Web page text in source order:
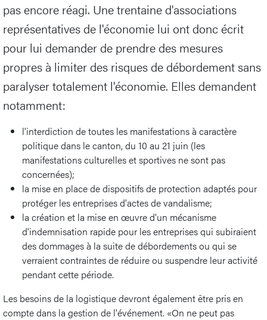
pas encore réagi. Une trentaine d'associations
représentatives de l'économie lui ont donc écrit
pour lui demander de prendre des mesures
propres à limiter des risques de débordement sans
paralyser totalement l'économie. Elles demandent
notamment:
l'interdiction de toutes les manifestations à caractère
politique dans le canton, du 10 au 21 juin (les
manifestations culturelles et sportives ne sont pas
concernées);
la mise en place de dispositifs de protection adaptés pour
protéger les entreprises d'actes de vandalisme;
la création et la mise en œuvre d'un mécanisme
d'indemnisation rapide pour les entreprises qui subiraient
des dommages à la suite de débordements ou qui se
verraient contraintes de réduire ou suspendre leur activité
pendant cette période.
Les besoins de la logistique devront également être pris en
compte dans la gestion de l'événement. «On ne peut pas